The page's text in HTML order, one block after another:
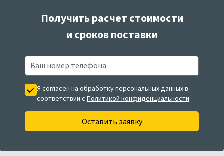
Получить расчет стоимости
и сроков поставки
Я согласен на обработку персональных данных в
соответствии с Политикой конфиденциальности
Оставить заявку